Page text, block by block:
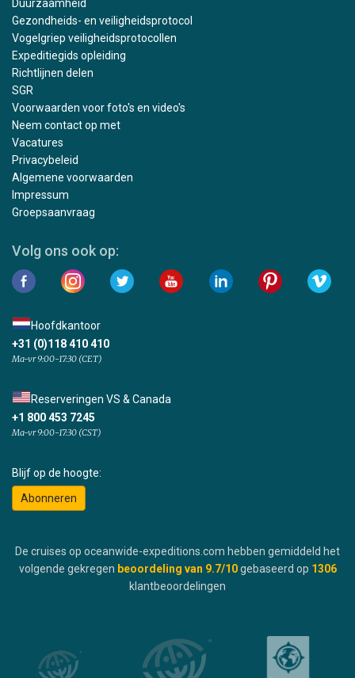
Duurzaamheid
Gezondheids- en veiligheidsprotocol
Vogelgriep veiligheidsprotocollen
Expeditiegids opleiding
Richtlijnen delen
SGR
Voorwaarden voor foto's en video's
Neem contact op met
Vacatures
Privacybeleid
Algemene voorwaarden
Impressum
Groepsaanvraag
Volg ons ook op:
Hoofdkantoor
+31 (0)118 410 410
Ma-vr 9:00-17:30 (CET)
Reserveringen VS & Canada
+1 800 453 7245
Ma-vr 9:00-17:30 (CST)
Blijf op de hoogte:
Abonneren
De cruises op oceanwide-expeditions.com hebben gemiddeld het
volgende gekregen beoordeling van 9.7/10 gebaseerd op 1306
klantbeoordelingen